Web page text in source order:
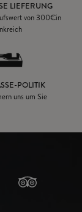
LIEFERUNG
von300€in
POLITIK
uns um Sie